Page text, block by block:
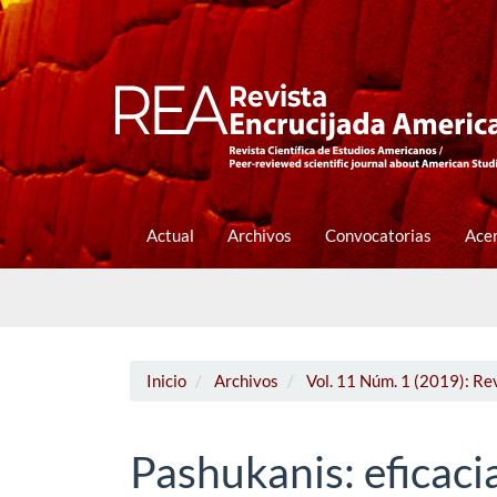
Navegación
Contenido
principal
Barra
Actual Archivos Convocatorias
Inicio Archivos Vol. 11 Núm. 1 (2019):
Pashukanis: